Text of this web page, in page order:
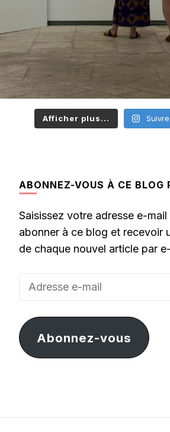
Afficher plus...
ABONNEZ-VOUS À CE BLOG
Saisissez votre adresse e-
abonner à ce blog et recevoir
de chaque nouvel article par
Adresse
mail
Abonnez-vous